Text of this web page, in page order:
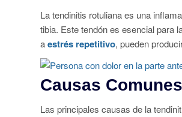
La tendinitis rotuliana es una
tibia. Este tendón es esencial para
aestrés repetitivo, pueden
Causas Comunes
Las principales causas de la